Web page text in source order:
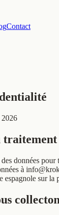
Contact
traitement
données
à
espagnole sur